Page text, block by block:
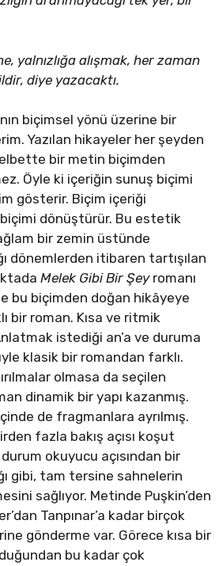
yalnızlığa alışmak, her zaman
diye yazacaktı.
biçimsel yönü üzerine bir
Yazılan hikayeler her şeyden
bir metin biçimden
Öyle ki içeriğin sunuş biçimi
gösterir. Biçim içeriği
dönüştürür. Bu estetik
bir zemin üstünde
dönemlerden itibaren tartışılan
Melek Gibi Bir Şeyromanı
bu biçimden doğan hikâyeye
bir roman. Kısa ve ritmik
istediği an’a ve duruma
klasik bir romandan farklı.
olmasa da seçilen
dinamik bir yapı kazanmış.
de fragmanlara ayrılmış.
fazla bakış açısı koşut
okuyucu açısından bir
gibi, tam tersine sahnelerin
sağlıyor. Metinde Puşkin’den
Tanpınar’a kadar birçok
gönderme var. Görece kısa bir
bu kadar çok